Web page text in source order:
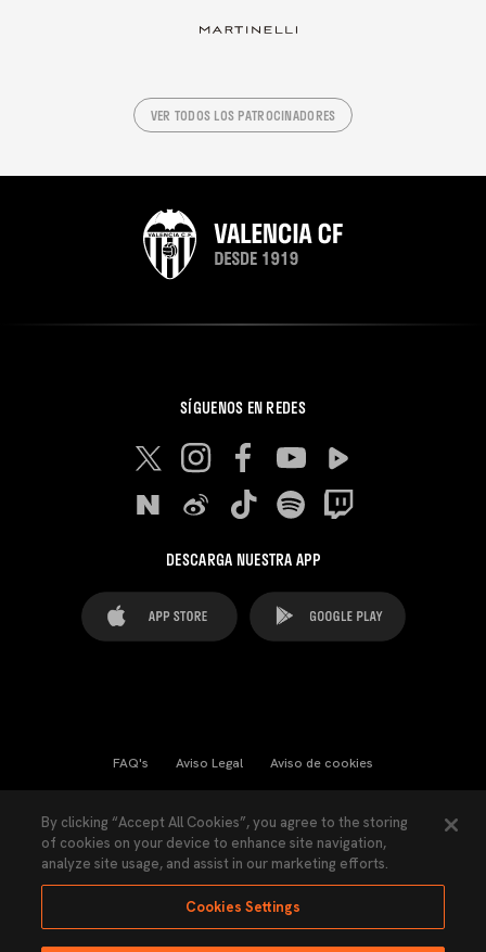
VER TODOS LOS PATROCINADORES
SÍGUENOS EN REDES
DESCARGA NUESTRA APP
FAQ's Aviso Legal Aviso de cookies
Ley Transparencia Política de Privacidad
Accesibilidad
By clicking “Accept All Cookies”, you agree to the storing
of cookies on your device to enhance site navigation,
analyze site usage, and assist in our marketing efforts.
Cookies Settings